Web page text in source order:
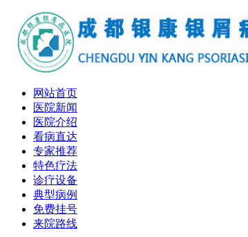
网站首页
医院新闻
医院介绍
看病直达
专家推荐
特色疗法
诊疗设备
典型病例
免费挂号
来院路线